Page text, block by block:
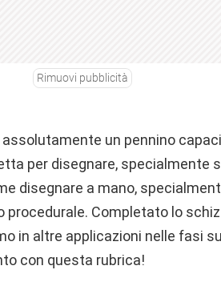
Rimuovi pubblicità
un pennino
per disegnare, specialmente
disegnare a mano,
procedurale. Completato lo
in altre applicazioni nelle fasi
con questa rubrica!